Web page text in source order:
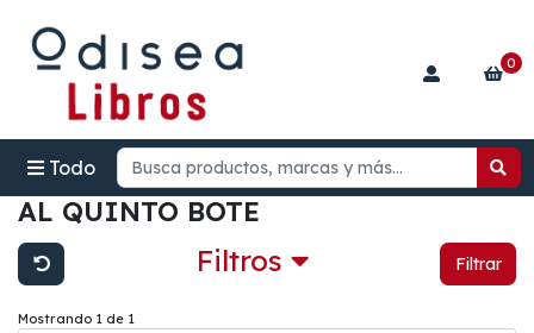
Todo
0
AL QUINTO BOTE
Filtros Filtrar
Mostrando 1 de 1